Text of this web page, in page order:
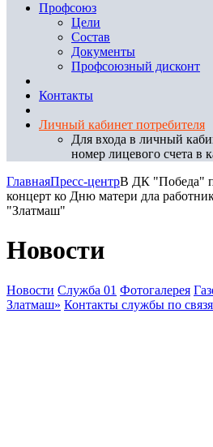
Профсоюз
Цели
Состав
Документы
Профсоюзный дисконт
Контакты
Личный кабинет потребителя
Для входа в личный
номер лицевого счета в
ГлавнаяПресс-центрВ ДК "Победа"
концерт ко Дню матери дла
"Златмаш"
Новости
Новости Служба 01 Фотогалерея
Златмаш» Контакты службы по